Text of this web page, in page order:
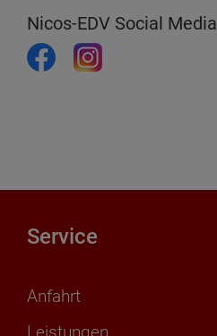
Nicos-EDV Social Media
Service
Anfahrt